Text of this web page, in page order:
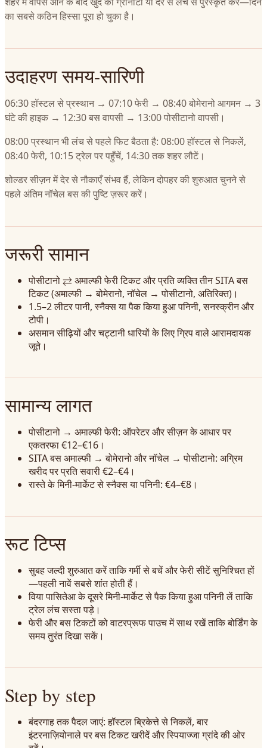
का सबसे कठिन हिस्सा पूरा हो चुका है।
उदाहरण समय-सारिणी
06:30 हॉस्टल से प्रस्थान → 07:10 फेरी → 08:40 बोमेरानो आगमन → 3
घंटे की हाइक → 12:30 बस वापसी → 13:00 पोसीटानो वापसी।
08:00 प्रस्थान भी लंच से पहले फिट बैठता है: 08:00 हॉस्टल से निकलें,
08:40 फेरी, 10:15 ट्रेल पर पहुँचें, 14:30 तक शहर लौटें।
शोल्डर सीज़न में देर से नौकाएँ संभव हैं, लेकिन दोपहर की शुरुआत चुनने से
पहले अंतिम नॉचेल बस की पुष्टि ज़रूर करें।
जरूरी सामान
पोसीटानो ⇄ अमाल्फी फेरी टिकट और प्रति व्यक्ति तीन SITA बस
टिकट (अमाल्फी → बोमेरानो, नॉचेल → पोसीटानो, अतिरिक्त)।
1.5–2 लीटर पानी, स्नैक्स या पैक किया हुआ पनिनी, सनस्क्रीन और
टोपी।
असमान सीढ़ियों और चट्टानी धारियों के लिए ग्रिप वाले आरामदायक
जूते।
सामान्य लागत
पोसीटानो → अमाल्फी फेरी: ऑपरेटर और सीज़न के आधार पर
एकतरफा €12–€16।
SITA बस अमाल्फी → बोमेरानो और नॉचेल → पोसीटानो: अग्रिम
खरीद पर प्रति सवारी €2–€4।
रास्ते के मिनी-मार्केट से स्नैक्स या पनिनी: €4–€8।
रूट टिप्स
सुबह जल्दी शुरुआत करें ताकि गर्मी से बचें और फेरी सीटें सुनिश्चित हों
—पहली नावें सबसे शांत होती हैं।
विया पासितेआ के दूसरे मिनी-मार्केट से पैक किया हुआ पनिनी लें ताकि
ट्रेल लंच सस्ता पड़े।
फेरी और बस टिकटों को वाटरप्रूफ पाउच में साथ रखें ताकि बोर्डिंग के
समय तुरंत दिखा सकें।
Step by step
बंदरगाह तक पैदल जाएं: हॉस्टल ब्रिकेत्ते से निकलें, बार
इंटरनाज़ियोनाले पर बस टिकट खरीदें और स्पियाज्जा ग्रांदे की ओर